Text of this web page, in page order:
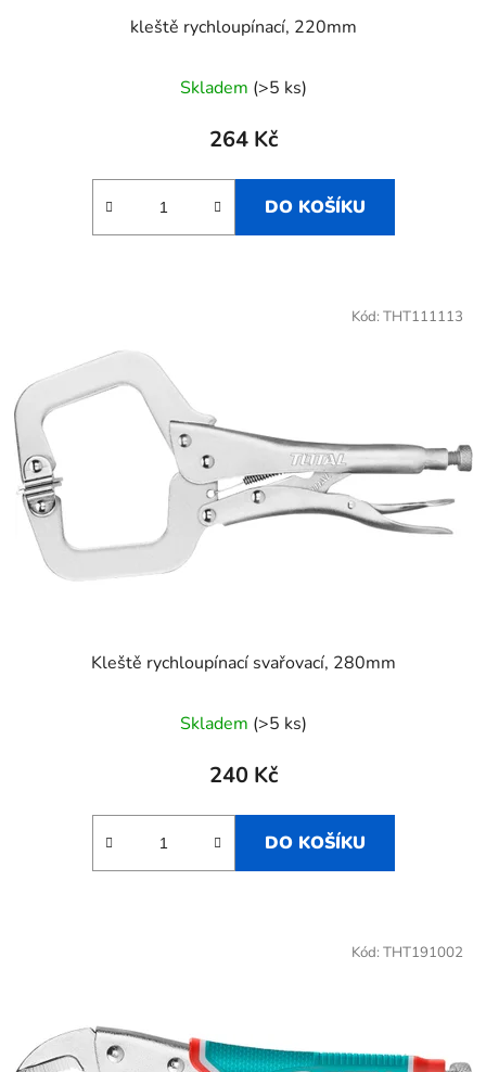
kleště rychloupínací, 220mm
Skladem (>5 ks)
264 Kč
DO KOŠÍKU
Kleště rychloupínací svařovací, 280mm
Skladem (>5 ks)
240 Kč
DO KOŠÍKU
Kód: THT111113
Kód: THT191002